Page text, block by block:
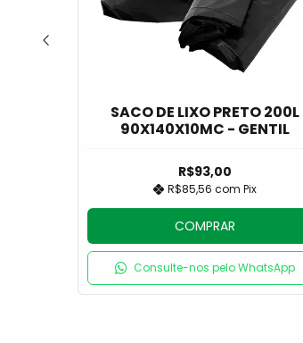
SACO DE LIXO PRETO 200L
90X140X10MC - GENTIL
R$93,00
R$85,56 com Pix
COMPRAR
Consulte-nos pelo WhatsApp